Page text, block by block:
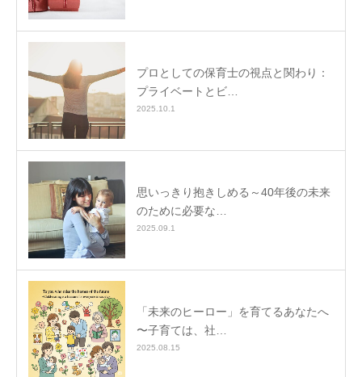
プロとしての保育士の視点と関わり：
プライベートとビ…
2025.10.1
思いっきり抱きしめる～40年後の未来
のために必要な…
2025.09.1
「未来のヒーロー」を育てるあなたへ
〜子育ては、社…
2025.08.15